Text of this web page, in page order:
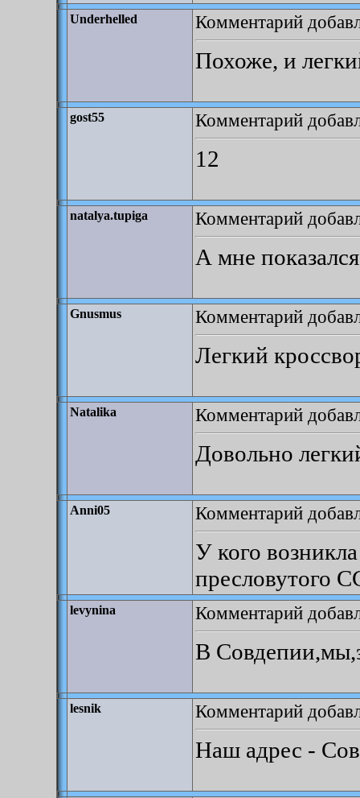
Underhelled Комментарий
Похоже, и
gost55 Комментарий
12
natalya.tupiga Комментарий
А мне
Gnusmus Комментарий
Легкий
Natalika Комментарий
Довольно
Anni05 Комментарий
У кого
пресловутого
levynina Комментарий
В
lesnik Комментарий
Наш адрес -